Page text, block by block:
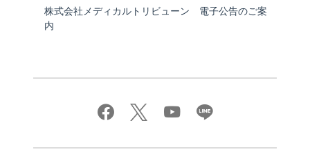
株式会社メディカルトリビューン 電子公告のご案
内